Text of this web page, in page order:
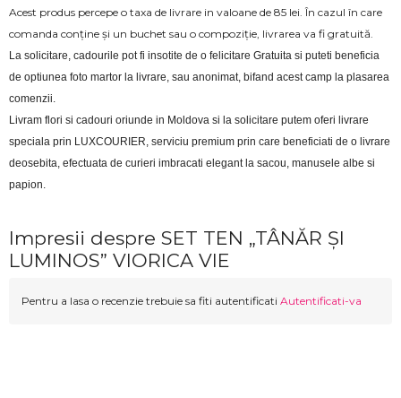
Acest produs percepe o taxa de livrare in valoane de 85 lei. În cazul în care
comanda conține și un buchet sau o compoziție, livrarea va fi gratuită.
La solicitare, cadourile pot fi insotite de o felicitare Gratuita si puteti beneficia
de optiunea foto martor la livrare, sau anonimat, bifand acest camp la plasarea
comenzii.
Livram flori si cadouri oriunde in Moldova si la solicitare putem oferi livrare
speciala prin LUXCOURIER, serviciu premium prin care beneficiati de o livrare
deosebita, efectuata de curieri imbracati elegant la sacou, manusele albe si
papion.
Impresii despre SET TEN „TÂNĂR ȘI
LUMINOS” VIORICA VIE
Pentru a lasa o recenzie trebuie sa fiti autentificati Autentificati-va